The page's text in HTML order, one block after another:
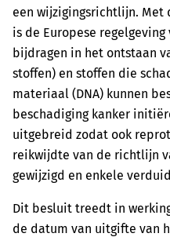
een wijzigingsrichtlijn. Met
is de Europese
bijdragen in het ontstaan
stoffen) en stoffen die
materiaal (DNA) kunnen
beschadiging kanker
uitgebreid zodat ook
reikwijdte van de richtlijn
gewijzigd en enkele
Dit besluit treedt in
de datum van uitgifte van